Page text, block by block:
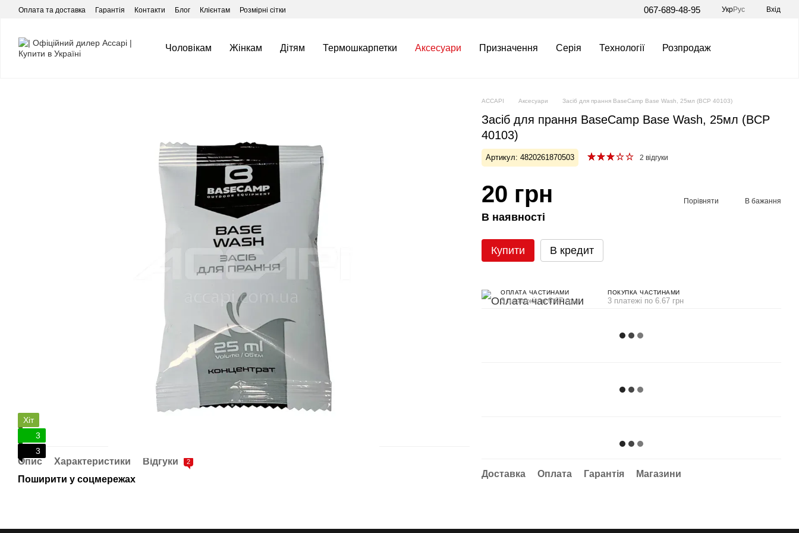
Перейти до основного контенту
Оплата та доставка Гарантія Контакти Блог Клієнтам Розмірні сітки 067-689-48-95 УкрРус Вхід
Чоловікам Жінкам Дітям Термошкарпетки Аксесуари Призначення Серія Технології Розпродаж
Хіт
3
3
Опис Характеристики Відгуки 2
Поширити у соцмережах
ACCAPI Аксесуари Засіб для прання BaseCamp Base Wash, 25мл (BCP 40103)
Засіб для прання BaseCamp Base Wash, 25мл (BCP
40103)
Артикул: 4820261870503 2 відгуки
20 грн
В наявності
Порівняти В бажання
Купити В кредит
ОПЛАТА ЧАСТИНАМИ
3 платежі по 6.67 грн
ПОКУПКА ЧАСТИНАМИ
3 платежі по 6.67 грн
Доставка Оплата Гарантія Магазини